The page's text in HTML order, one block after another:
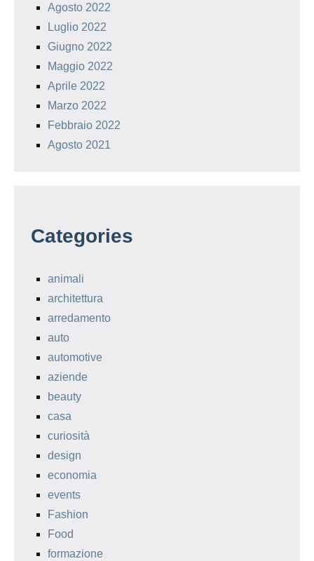
Agosto 2022
Luglio 2022
Giugno 2022
Maggio 2022
Aprile 2022
Marzo 2022
Febbraio 2022
Agosto 2021
Categories
animali
architettura
arredamento
auto
automotive
aziende
beauty
casa
curiosità
design
economia
events
Fashion
Food
formazione